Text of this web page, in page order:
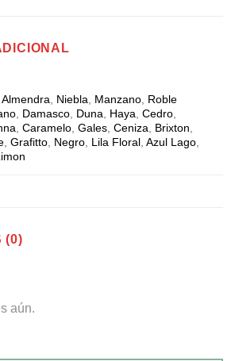
,Almendra Niebla Manzano Roble
Damasco Duna Haya ,Cedro
,Caramelo ,Gales ,Ceniza Brixton
,Grafitto Negro Lila Floral ,Azul Lago
(0)
aún.